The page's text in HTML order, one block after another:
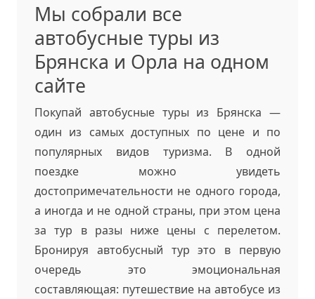
Мы собрали все
автобусные туры из
Брянска и Орла на одном
сайте
Покупай автобусные туры из Брянска —
один из самых доступных по цене и по
популярных видов туризма. В одной
поездке можно увидеть
достопримечательности не одного города,
а иногда и не одной страны, при этом цена
за тур в разы ниже цены с перелетом.
Бронируя автобусный тур это в первую
очередь это эмоциональная
составляющая: путешествие на автобусе из